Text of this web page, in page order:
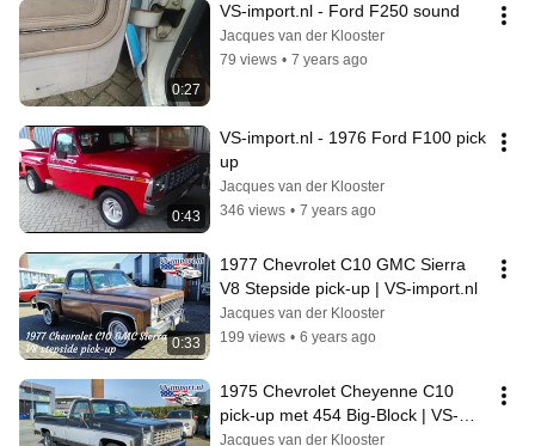
0:27
VS-import.nl - Ford F250 sound
Jacques van der Klooster
79 views • 7 years ago
0:43
VS-import.nl - 1976 Ford F100 pick
up
Jacques van der Klooster
346 views • 7 years ago
0:33
1977 Chevrolet C10 GMC Sierra
V8 Stepside pick-up | VS-import.nl
Jacques van der Klooster
199 views • 6 years ago
1975 Chevrolet Cheyenne C10
pick-up met 454 Big-Block | VS-
import.nl
Jacques van der Klooster